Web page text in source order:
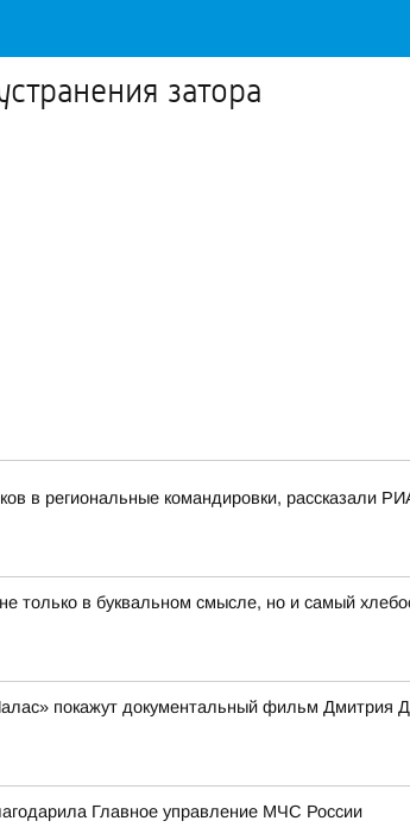
затора
в региональные командировки, рассказали
в буквальном смысле, но и самый
покажут документальный фильм Дмитрия
Главное управление МЧС России